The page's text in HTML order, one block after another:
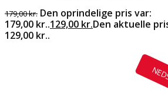
179,00kr. Den oprindelige pris var:
179,00 kr..129,00 kr.Den aktuelle
129,00 kr..